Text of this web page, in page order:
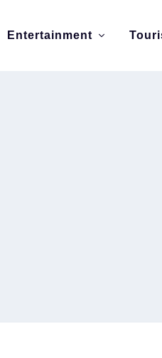
Entertainment